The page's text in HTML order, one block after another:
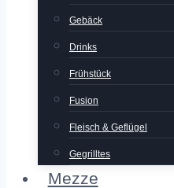
Gebäck
Drinks
Frühstück
Fusion
Fleisch & Geflügel
Gegrilltes
Mezze